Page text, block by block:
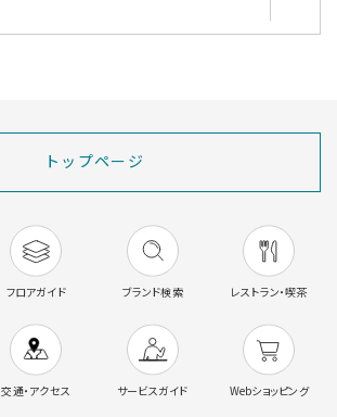
トップページ
フロアガイド ブランド検索 レストラン・喫茶
交通・アクセス サービスガイド Webショッピング